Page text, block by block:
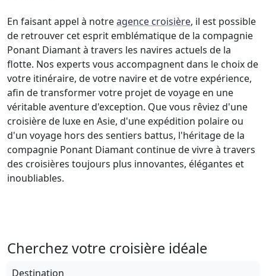
En faisant appel à notreagence croisière, il est possible
de retrouver cet esprit emblématique de la compagnie
Ponant Diamant à travers les navires actuels de la
flotte. Nos experts vous accompagnent dans le choix de
votre itinéraire, de votre navire et de votre expérience,
afin de transformer votre projet de voyage en une
véritable aventure d'exception. Que vous rêviez d'une
croisière de luxe en Asie, d'une expédition polaire ou
d'un voyage hors des sentiers battus, l'héritage de la
compagnie Ponant Diamant continue de vivre à travers
des croisières toujours plus innovantes, élégantes et
inoubliables.
Cherchez votre croisière idéale
Destination